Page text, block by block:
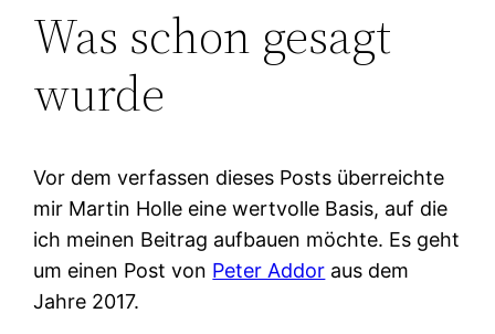
Was schon gesagt
wurde
Vor dem verfassen dieses Posts überreichte
mir Martin Holle eine wertvolle Basis, auf die
ich meinen Beitrag aufbauen möchte. Es geht
um einen Post von Peter Addor aus dem
Jahre 2017.